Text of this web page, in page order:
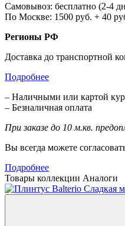
Самовывоз: бесплатно (2-4
По Москве: 1500 руб. + 40
Регионы РФ
Доставка до транспортной
Подробнее
– Наличными или картой
– Безналичная оплата
При заказе до 10 м.кв.
Вы всегда можете
Подробнее
Товары коллекции Аналоги